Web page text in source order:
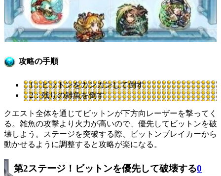
攻略の手順
1：ビットンをカンカンして倒す
2：残りの雑魚を倒す
クエスト全体を通じてビットンが下方向レーザーを撃ってく
る。雑魚の攻撃より火力が高いので、優先してビットンを破
壊しよう。ステージを突破する際、ビットンブレイカーから
動かせるように調整すると攻略が楽になる。
第2ステージ！ビットンを優先して破壊する0